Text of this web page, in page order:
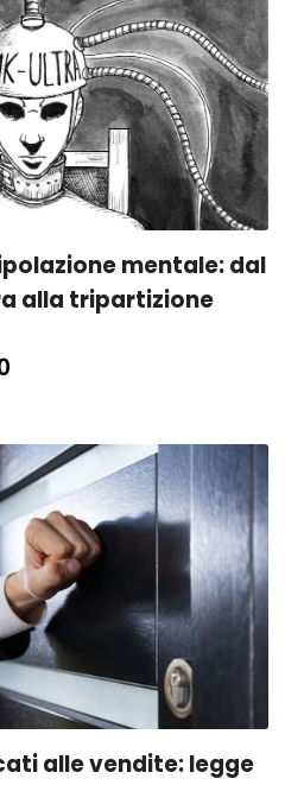
mentale: dal
alla tripartizione
alle vendite: legge